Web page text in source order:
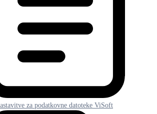
za podatkovne datoteke ViSoft